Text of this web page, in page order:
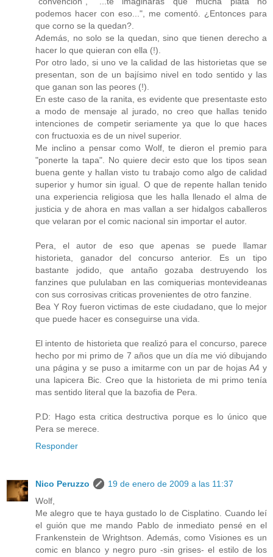
podemos hacer con eso...", me comentó. ¿Entonces para
que corno se la quedan?.
Además, no solo se la quedan, sino que tienen derecho a
hacer lo que quieran con ella (!).
Por otro lado, si uno ve la calidad de las historietas que se
presentan, son de un bajísimo nivel en todo sentido y las
que ganan son las peores (!).
En este caso de la ranita, es evidente que presentaste esto
a modo de mensaje al jurado, no creo que hallas tenido
intenciones de competir seriamente ya que lo que haces
con fructuoxia es de un nivel superior.
Me inclino a pensar como Wolf, te dieron el premio para
"ponerte la tapa". No quiere decir esto que los tipos sean
buena gente y hallan visto tu trabajo como algo de calidad
superior y humor sin igual. O que de repente hallan tenido
una experiencia religiosa que les halla llenado el alma de
justicia y de ahora en mas vallan a ser hidalgos caballeros
que velaran por el comic nacional sin importar el autor.
Pera, el autor de eso que apenas se puede llamar
historieta, ganador del concurso anterior. Es un tipo
bastante jodido, que antaño gozaba destruyendo los
fanzines que pululaban en las comiquerias montevideanas
con sus corrosivas criticas provenientes de otro fanzine.
Bea Y Roy fueron victimas de este ciudadano, que lo mejor
que puede hacer es conseguirse una vida.
El intento de historieta que realizó para el concurso, parece
hecho por mi primo de 7 años que un día me vió dibujando
una página y se puso a imitarme con un par de hojas A4 y
una lapicera Bic. Creo que la historieta de mi primo tenía
mas sentido literal que la bazofia de Pera.
P.D: Hago esta critica destructiva porque es lo único que
Pera se merece.
Responder
Nico Peruzzo
19 de enero de 2009 a las 11:37
Wolf,
Me alegro que te haya gustado lo de Cisplatino. Cuando leí
el guión que me mando Pablo de inmediato pensé en el
Frankenstein de Wrightson. Además, como Visiones es un
comic en blanco y negro puro -sin grises- el estilo de los